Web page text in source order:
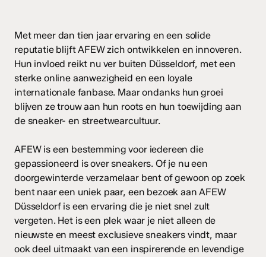
Met meer dan tien jaar ervaring en een solide
reputatie blijft AFEW zich ontwikkelen en innoveren.
Hun invloed reikt nu ver buiten Düsseldorf, met een
sterke online aanwezigheid en een loyale
internationale fanbase. Maar ondanks hun groei
blijven ze trouw aan hun roots en hun toewijding aan
de sneaker- en streetwearcultuur.
AFEW is een bestemming voor iedereen die
gepassioneerd is over sneakers. Of je nu een
doorgewinterde verzamelaar bent of gewoon op zoek
bent naar een uniek paar, een bezoek aan AFEW
Düsseldorf is een ervaring die je niet snel zult
vergeten. Het is een plek waar je niet alleen de
nieuwste en meest exclusieve sneakers vindt, maar
ook deel uitmaakt van een inspirerende en levendige